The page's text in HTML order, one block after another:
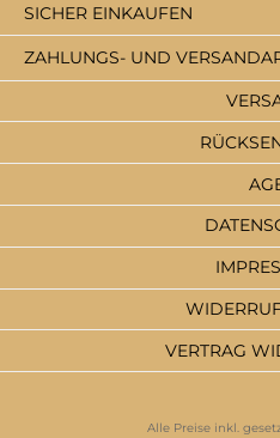
ZAHLUNGS- UND
SICHER EINKAUFEN
VERTRAG
Alle Preise inkl.